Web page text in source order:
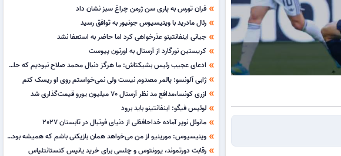
double_arrow فران تورس به پاری سن ژرمن چراغ سبز نشان داد
double_arrow رئال مادرید با وینیسیوس جونیور به توافق رسید
double_arrow جیانی اینفانتینو عذرخواهی کرد اما حاضر به استعفا نشد
double_arrow کریستین نورگارد از آرسنال به اورتون پیوست
double_arrow ادعای عجیب رئیس بشیکتاش: ما هرگز دنبال محمد صلاح نبودیم که حالا او را از دست داده باشیم!
double_arrow ژابی آلونسو: پالمر مصدوم نیست ولی نمی‌خواستم روی او ریسک کنم
double_arrow ازری کونسا،مدافع مد نظر آرسنال 70 میلیون یورو قیمت‌گذاری شد
double_arrow لوئیس فیگو: اینفانتینو باید برود
double_arrow مانوئل نویر آماده خداحافظی از دنیای فوتبال در تابستان 2027
double_arrow وینیسیوس: مورینیو از من می‌خواهد همان بازیکنی باشم که همیشه بوده‌ام
double_arrow رقابت دورتموند، یوونتوس و چلسی برای خرید یانیس کنستانتلیاس